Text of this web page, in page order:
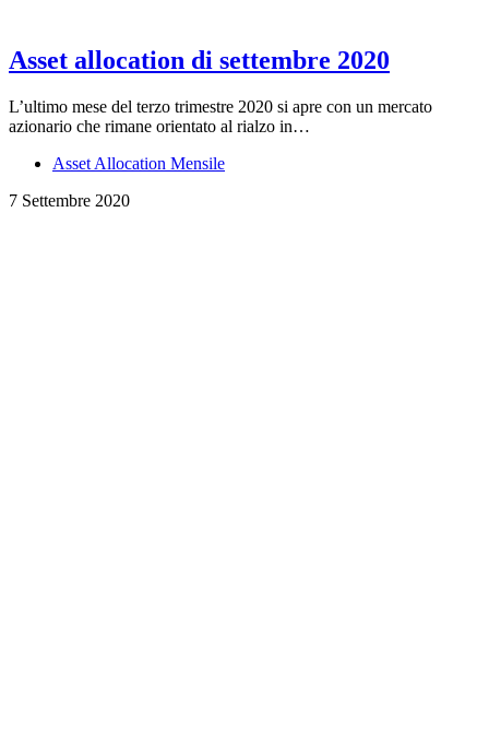
Asset allocation di settembre 2020
L’ultimo mese del terzo trimestre 2020 si apre con un mercato
azionario che rimane orientato al rialzo in…
Asset Allocation Mensile
7 Settembre 2020